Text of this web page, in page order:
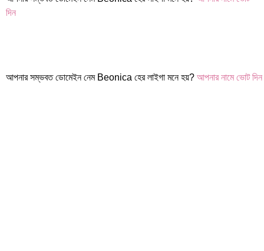
দিন
আপনার সম্ভবত ডোমেইন নেম Beonica হের লাইগা মনে হয়? আপনার নামে ভোট দিন